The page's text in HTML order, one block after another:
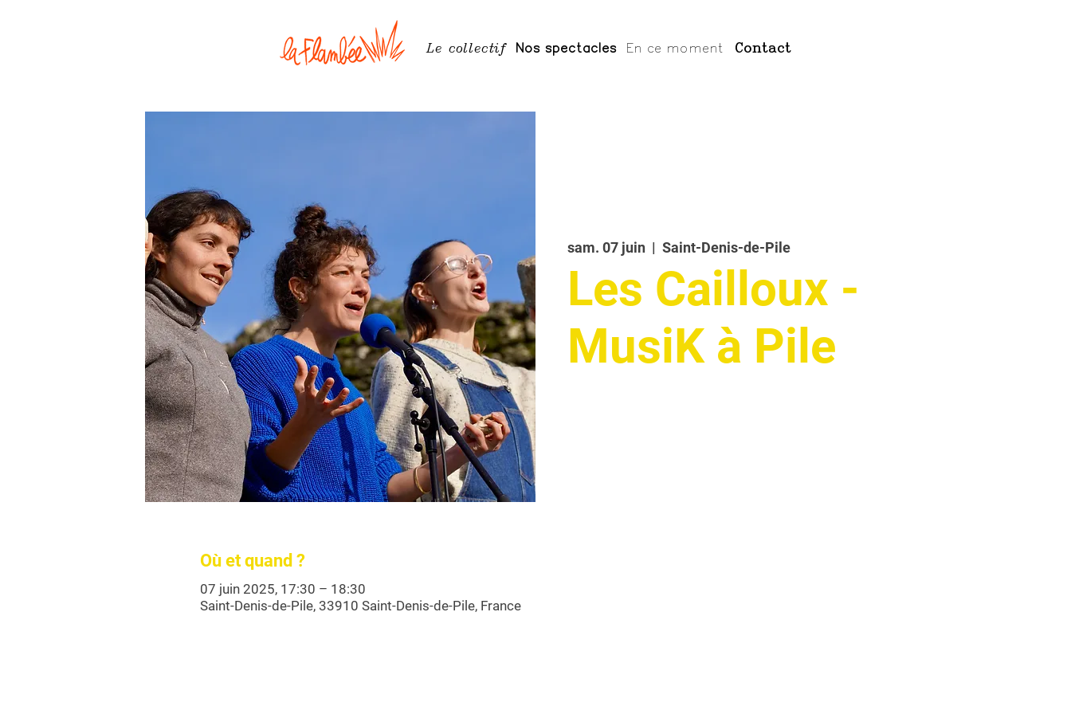
Nos spectacles En ce moment Contact
sam. 07 juin
  |
Saint-Denis-de-Pile
Les Cailloux -
MusiK à Pile
Où et quand ?
07 juin 2025, 17:30 – 18:30
Saint-Denis-de-Pile, 33910 Saint-Denis-de-Pile, France
Le collectif